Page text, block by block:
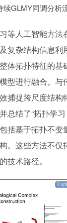
续GLMY同调分析
等人工智能方
复杂结构信息
体拓扑特征的
型进行融合。
捕捉跨尺度结
总结了“拓扑学
括基于拓扑不
。这些方法不
技术路径。